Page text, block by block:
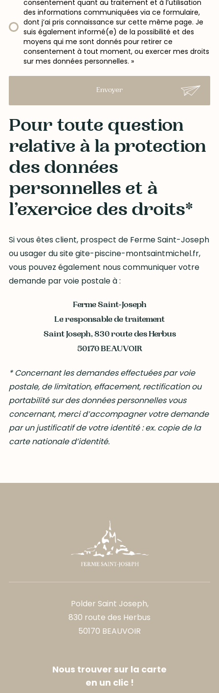
consentement quant au traitement et à l’utilisation
des informations communiquées via ce formulaire,
dont j’ai pris connaissance sur cette même page. Je
suis également informé(e) de la possibilité et des
moyens qui me sont donnés pour retirer ce
consentement à tout moment, ou exercer mes droits
sur mes données personnelles. »
Envoyer
Pour toute question
relative à la protection
des données
personnelles et à
l’exercice des droits*
Si vous êtes client, prospect de Ferme Saint-Joseph
ou usager du site gite-piscine-montsaintmichel.fr,
vous pouvez également nous communiquer votre
demande par voie postale à :
Ferme Saint-Joseph
Le responsable de traitement
Saint Joseph, 830 route des Herbus
50170 BEAUVOIR
* Concernant les demandes effectuées par voie
postale, de limitation, effacement, rectification ou
portabilité sur des données personnelles vous
concernant, merci d’accompagner votre demande
par un justificatif de votre identité : ex. copie de la
carte nationale d’identité.
Polder Saint Joseph,
830 route des Herbus
50170 BEAUVOIR
Nous trouver sur la carte
en un clic !